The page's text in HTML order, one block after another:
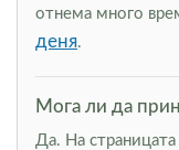
отнема много
деня.
Мога ли да
Да. На страницата